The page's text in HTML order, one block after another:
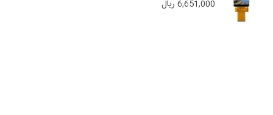
6,651,000 ریال